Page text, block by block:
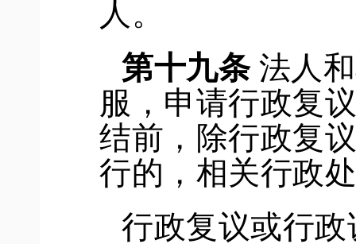
人。
第十九条 法人
服， 申请行政复
结前，除行政复
行的，相关行政
行政复议或行